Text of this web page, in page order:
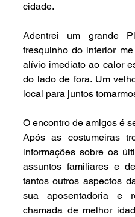
cidade.
Adentrei um grande
fresquinho do interior
alívio imediato ao calor
do lado de fora. Um
local para juntos
O encontro de amigos é
Após as costumeiras
informações sobre os
assuntos familiares e
tantos outros aspectos
sua aposentadoria e
chamada de melhor